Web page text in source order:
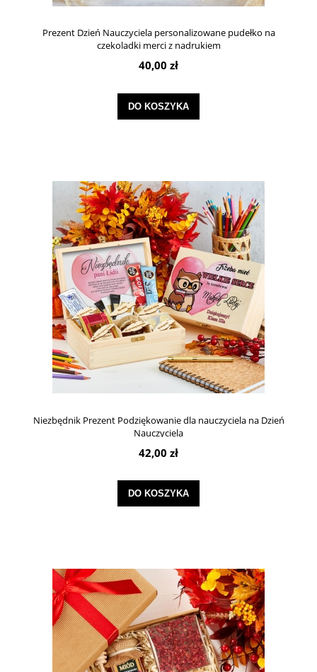
Prezent Dzień Nauczyciela personalizowane pudełko na
czekoladki merci z nadrukiem
40,00 zł
DO KOSZYKA
Niezbędnik Prezent Podziękowanie dla nauczyciela na Dzień
Nauczyciela
42,00 zł
DO KOSZYKA